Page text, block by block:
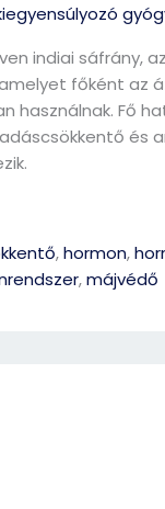
indiai sáfrány,
főként az
használnak. Fő
és
,hormon,
,májvédő